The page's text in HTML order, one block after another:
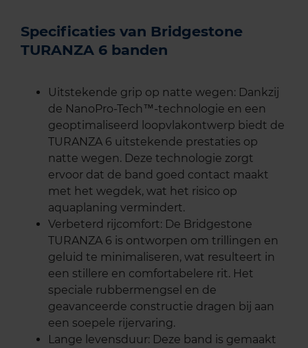
Specificaties van Bridgestone
TURANZA 6 banden
Uitstekende grip op natte wegen: Dankzij
de NanoPro-Tech™-technologie en een
geoptimaliseerd loopvlakontwerp biedt de
TURANZA 6 uitstekende prestaties op
natte wegen. Deze technologie zorgt
ervoor dat de band goed contact maakt
met het wegdek, wat het risico op
aquaplaning vermindert.
Verbeterd rijcomfort: De Bridgestone
TURANZA 6 is ontworpen om trillingen en
geluid te minimaliseren, wat resulteert in
een stillere en comfortabelere rit. Het
speciale rubbermengsel en de
geavanceerde constructie dragen bij aan
een soepele rijervaring.
Lange levensduur: Deze band is gemaakt